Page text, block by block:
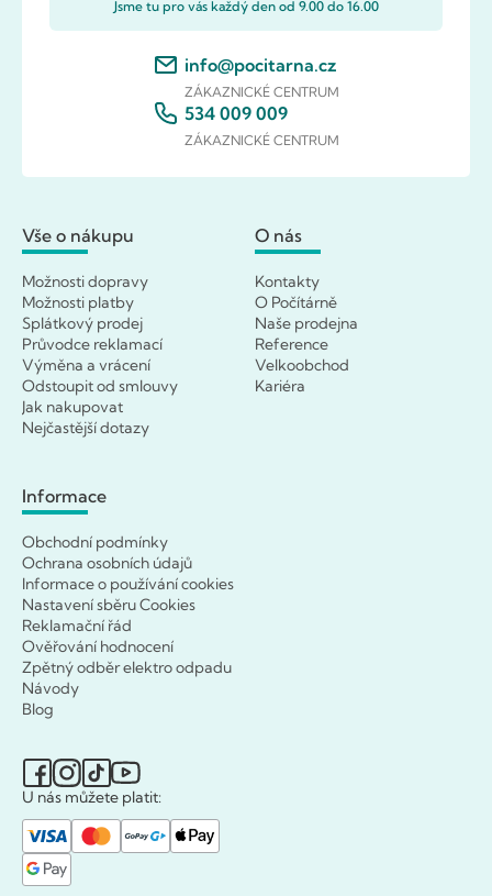
Jsme tu pro vás každý den od 9.00 do 16.00
info@pocitarna.cz
ZÁKAZNICKÉ CENTRUM
534 009 009
ZÁKAZNICKÉ CENTRUM
Vše o nákupu
Možnosti dopravy
Možnosti platby
Splátkový prodej
Průvodce reklamací
Výměna a vrácení
Odstoupit od smlouvy
Jak nakupovat
Nejčastější dotazy
O nás
Kontakty
O Počítárně
Naše prodejna
Reference
Velkoobchod
Kariéra
Informace
Obchodní podmínky
Ochrana osobních údajů
Informace o používání cookies
Nastavení sběru Cookies
Reklamační řád
Ověřování hodnocení
Zpětný odběr elektro odpadu
Návody
Blog
U nás můžete platit: